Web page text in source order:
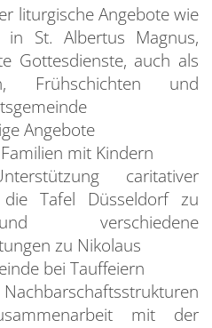
liturgische Angebote wie
in St. Albertus Magnus,
Gottesdienste, auch als
Frühschichten und
Angebote
mit Kindern
caritativer
die Tafel Düsseldorf zu
verschiedene
zu Nikolaus
bei Tauffeiern
mit der